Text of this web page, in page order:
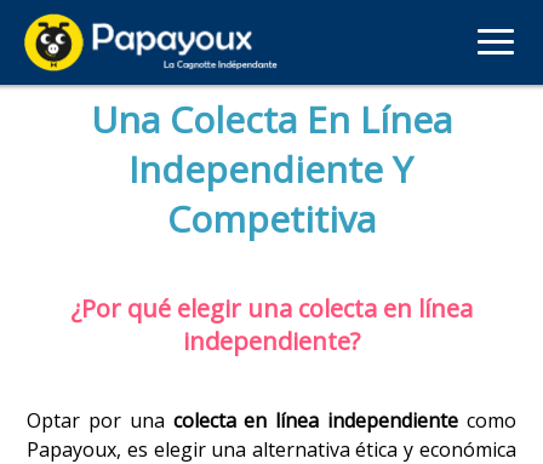
Una Colecta En Línea
Independiente Y
Competitiva
¿Por qué elegir una colecta en línea
independiente?
Optar por una colecta en línea independientecomo
Papayoux, es elegir una alternativa ética y económica